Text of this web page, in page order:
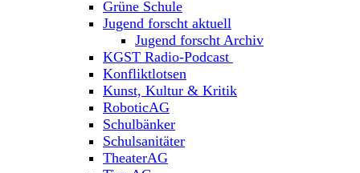
Grüne Schule
Jugend forscht aktuell
Jugend forscht Archiv
KGST Radio-Podcast
Konfliktlotsen
Kunst, Kultur & Kritik
RoboticAG
Schulbänker
Schulsanitäter
TheaterAG